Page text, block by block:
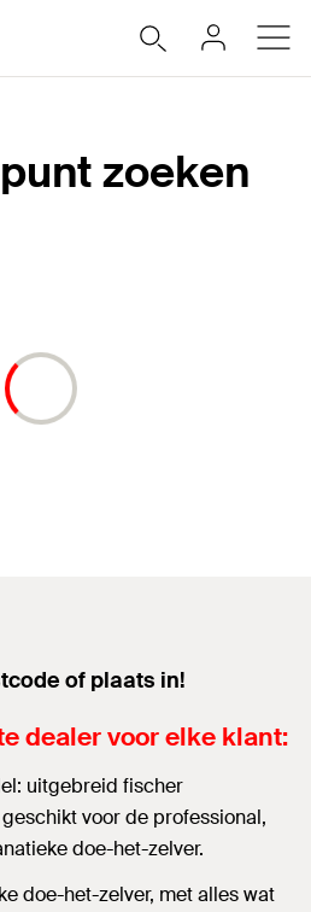
zoeken
of plaats in!
dealer voor elke klant:
uitgebreid fischer
voor de professional,
doe-het-zelver.
doe-het-zelver, met alles wat